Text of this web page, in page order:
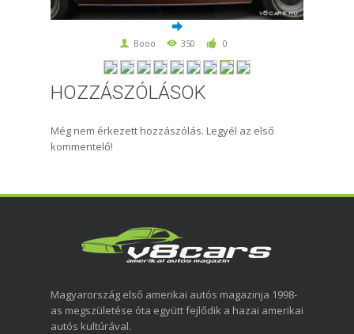
Booo 350 0
HOZZÁSZÓLÁSOK
Még nem érkezett hozzászólás. Legyél az első
kommentelő!
Magyarország első amerikai autós magazinja 1998-
as megszületése óta együtt fejlődik a hazai amerikai
autós kultúrával.